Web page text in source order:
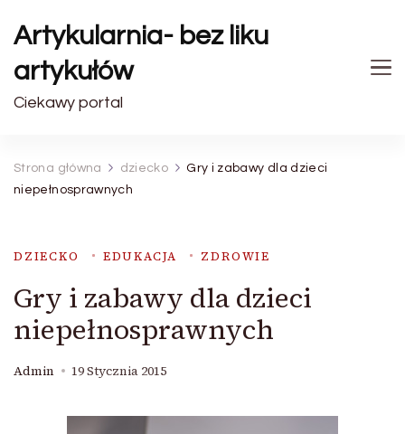
Artykularnia- bez liku
artykułów
Ciekawy portal
Strona główna dziecko
Gry i zabawy dla dzieci
niepełnosprawnych
DZIECKO EDUKACJA ZDROWIE
Gry i zabawy dla dzieci
niepełnosprawnych
Admin 19 Stycznia 2015